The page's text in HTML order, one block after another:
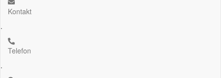
Kontakt
.
Telefon
.